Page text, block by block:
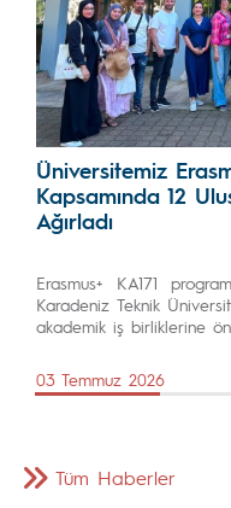
Üniversitemiz
Kapsamında 12
Ağırladı
Erasmus+ KA171
Karadeniz Teknik
akademik iş birliklerine
03 Temmuz 2026
Tüm Haberler